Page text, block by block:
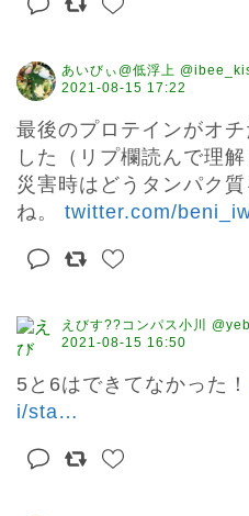
あいびぃ@低浮上
2021-08-15 17:22
最後のプロテインがオ
した（リプ欄読んで理解
災害時はどうタンパク
ね。 twitter.com/
えびす??コンパス小川
2021-08-15 16:50
5と6はできてなかった！
i/sta…